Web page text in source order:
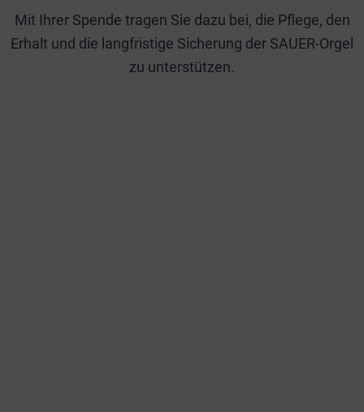
Mit Ihrer Spende tragen Sie dazu bei, die Pflege, den
Erhalt und die langfristige Sicherung der SAUER-Orgel
zu unterstützen.